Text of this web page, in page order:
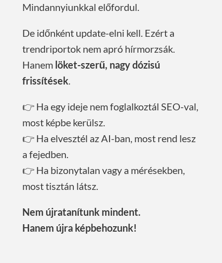
Mindannyiunkkal előfordul.
De időnként update-elni kell. Ezért a
trendriportok nem apró hírmorzsák.
Hanem löket-szerű, nagy dózisú
frissítések.
👉 Ha egy ideje nem foglalkoztál SEO-val,
most képbe kerülsz.
👉 Ha elvesztél az AI-ban, most rend lesz
a fejedben.
👉 Ha bizonytalan vagy a mérésekben,
most tisztán látsz.
Nem újratanítunk mindent.
Hanem újra képbehozunk!